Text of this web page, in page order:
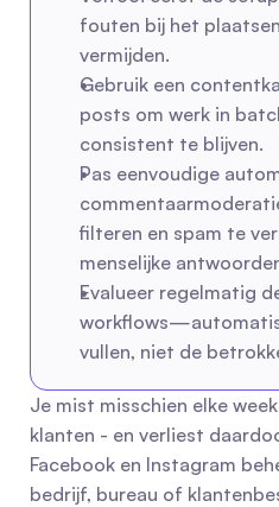
fouten bij het
vermijden.
Gebruik een
posts om werk in
consistent te blijven.
Pas eenvoudige
filteren en spam te
menselijke
Evalueer regelmatig
vullen, niet de
Je mist misschien elke
klanten - en verliest
Facebook en Instagram
bedrijf, bureau of